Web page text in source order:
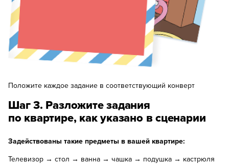
Положите каждое задание в соответствующий конверт
Шаг 3. Разложите задания
по квартире, как указано в сценарии
Задействованы такие предметы в вашей квартире:
Телевизор → стол → ванна → чашка → подушка → кастрюля